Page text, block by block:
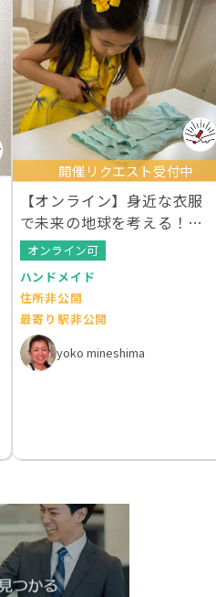
開催リクエスト受付中
【オンライン】身近な衣服
で未来の地球を考える！ク
ルエシカルWS
オンライン可
ハンドメイド
住所非公開
最寄り駅非公開
yoko mineshima